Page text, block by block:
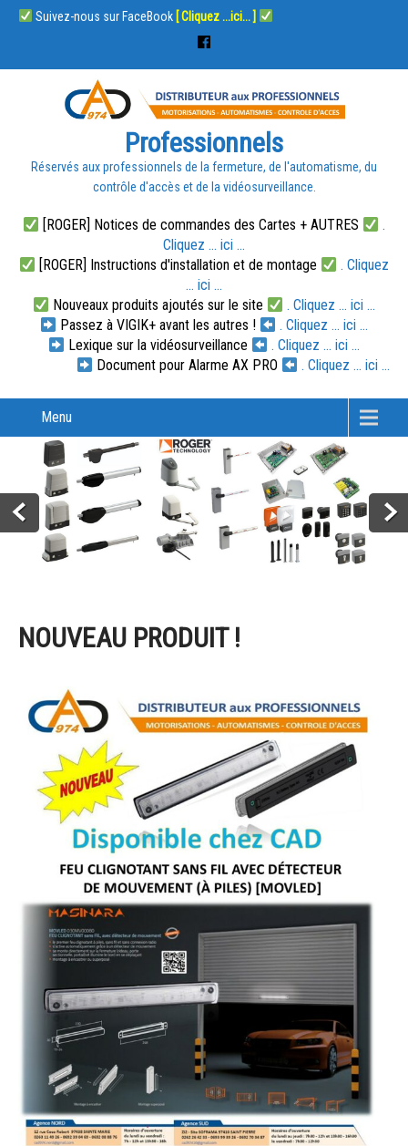
Suivez-nous sur FaceBook [ Cliquez ...ici... ]
Professionnels
Réservés aux professionnels de la fermeture, de l'automatisme, du
contrôle d'accès et de la vidéosurveillance.
[ROGER] Notices de commandes des Cartes + AUTRES
.
Cliquez ... ici ...
[ROGER] Instructions d'installation et de montage
. Cliquez
... ici ...
Nouveaux produits ajoutés sur le site
. Cliquez ... ici ...
Passez à VIGIK+ avant les autres !
. Cliquez ... ici ...
Lexique sur la vidéosurveillance
. Cliquez ... ici ...
Document pour Alarme AX PRO
. Cliquez ... ici ...
Menu
NOUVEAU PRODUIT !